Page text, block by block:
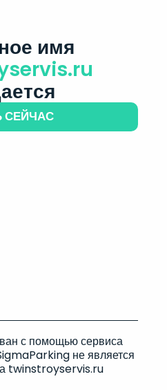
имя
СЕЙЧАС
с помощью сервиса
не является
twinstroyservis.ru